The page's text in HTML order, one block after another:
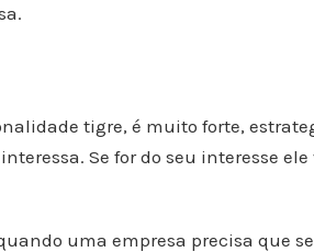
tigre, é muito forte,
Se for do seu interesse
uma empresa precisa que